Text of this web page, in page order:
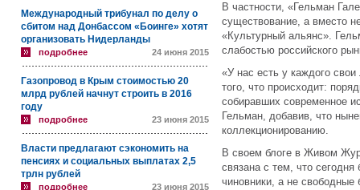
Международный трибунал по делу о
сбитом над Донбассом «Боинге» хотят
организовать Нидерланды
подробнее 24 июня 2015
Газопровод в Крым стоимостью 20
млрд рублей начнут строить в 2016
году
подробнее 23 июня 2015
Власти предлагают сэкономить на
пенсиях и социальных выплатах 2,5
трлн рублей
подробнее 23 июня 2015
В частности, «Гельман
существование, а вместо
«Культурный альянс».
слабостью российского
«У нас есть у каждого
того, что происходит:
собиравших современное
Гельман, добавив, что
коллекционированию.
В своем блоге в Живом
связана с тем, что
чиновники, а не свободные